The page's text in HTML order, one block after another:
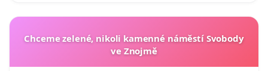
Chceme zelené, nikoli kamenné náměstí Svobody
ve Znojmě